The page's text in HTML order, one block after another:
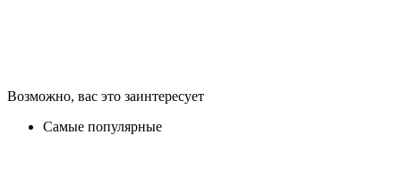
Возможно, вас это заинтересует
Самые популярные